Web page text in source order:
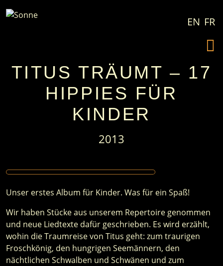
EN FR
TITUS TRÄUMT – 17
HIPPIES FÜR
KINDER
2013
Unser erstes Album für Kinder. Was für ein Spaß!
Wir haben Stücke aus unserem Repertoire genommen
und neue Liedtexte dafür geschrieben. Es wird erzählt,
wohin die Traumreise von Titus geht: zum traurigen
Froschkönig, den hungrigen Seemännern, den
nächtlichen Schwalben und Schwänen und zum